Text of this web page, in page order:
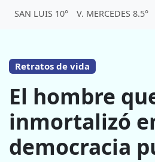
SAN LUIS 10° V. MERCEDES 8.5°
Retratos de vida
El hombre
inmortalizó
democracia